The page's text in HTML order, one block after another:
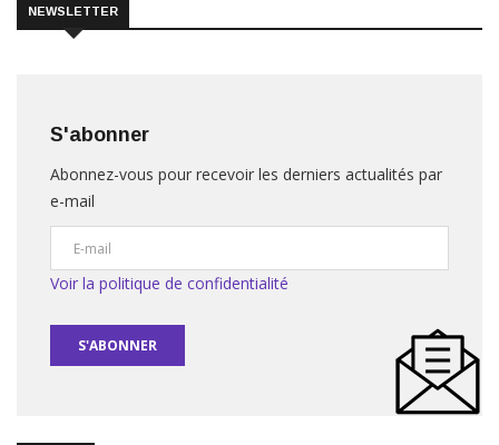
NEWSLETTER
S'abonner
Abonnez-vous pour recevoir les derniers actualités par
e-mail
Voir la politique de confidentialité
S'ABONNER